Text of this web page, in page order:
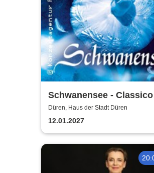
Schwanensee - Classico
Ballet Napoli
Düren, Haus der Stadt Düren
12.01.2027